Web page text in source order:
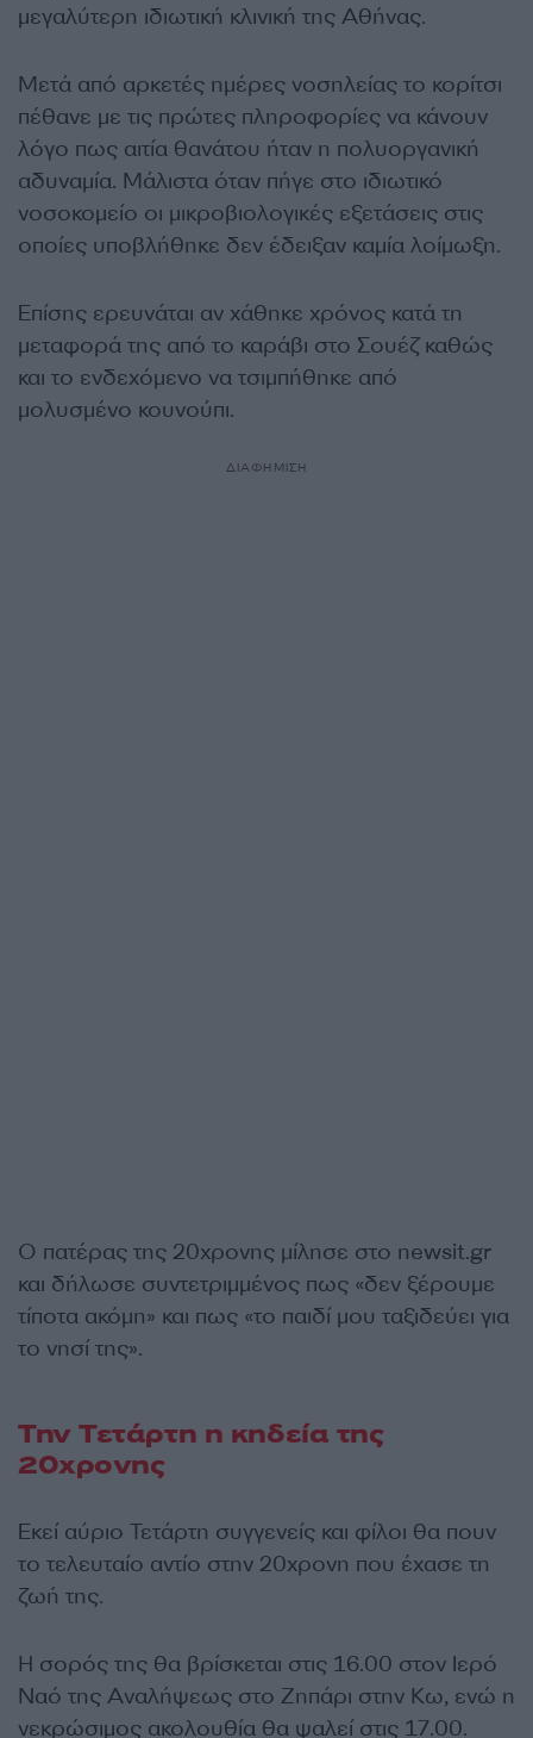
μεγαλύτερη ιδιωτική κλινική της Αθήνας.
Μετά από αρκετές ημέρες νοσηλείας το κορίτσι
πέθανε με τις πρώτες πληροφορίες να κάνουν
λόγο πως αιτία θανάτου ήταν η πολυοργανική
αδυναμία. Μάλιστα όταν πήγε στο ιδιωτικό
νοσοκομείο οι μικροβιολογικές εξετάσεις στις
οποίες υποβλήθηκε δεν έδειξαν καμία λοίμωξη.
Επίσης ερευνάται αν χάθηκε χρόνος κατά τη
μεταφορά της από το καράβι στο Σουέζ καθώς
και το ενδεχόμενο να τσιμπήθηκε από
μολυσμένο κουνούπι.
ΔΙΑΦΗΜΙΣΗ
Ο πατέρας της 20χρονης μίλησε στο newsit.gr
και δήλωσε συντετριμμένος πως «δεν ξέρουμε
τίποτα ακόμη» και πως «το παιδί μου ταξιδεύει για
το νησί της».
Την Τετάρτη η κηδεία της
20χρονης
Εκεί αύριο Τετάρτη συγγενείς και φίλοι θα πουν
το τελευταίο αντίο στην 20χρονη που έχασε τη
ζωή της.
Η σορός της θα βρίσκεται στις 16.00 στον Ιερό
Ναό της Αναλήψεως στο Ζηπάρι στην Κω, ενώ η
νεκρώσιμος ακολουθία θα ψαλεί στις 17.00.